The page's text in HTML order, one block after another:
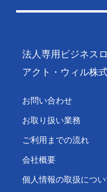
法人専用ビジネス
アクト・ウィル株
お問い合わせ
お取り扱い業務
ご利用までの流れ
会社概要
個人情報の取扱につ